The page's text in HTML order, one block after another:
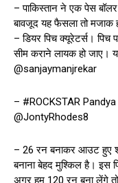
– पाकिस्तान ने एक पेस
बावजूद यह फैसला तो मजाक
– डियर पिच क्यूरेटर्स। पिच
सीम कराने लायक हो जाए।
@sanjaymanjrekar
– #ROCKSTAR Pandya
@JontyRhodes8
– 26 रन बनाकर आउट हुए
बनाना बेहद मुश्किल है। इस
अगर हम 120 रन बना लेंगे तो